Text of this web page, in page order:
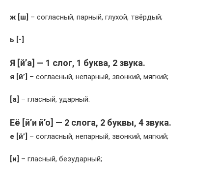
ж [ш] – согласный, парный, глухой, твёрдый;
ь [-]
Я [й’а] — 1 слог, 1 буква, 2 звука.
я [й’] – согласный, непарный, звонкий, мягкий;
[а] – гласный, ударный.
Её [й’и й’о] — 2 слога, 2 буквы, 4 звука.
е [й’] – согласный, непарный, звонкий, мягкий;
[и] – гласный, безударный;